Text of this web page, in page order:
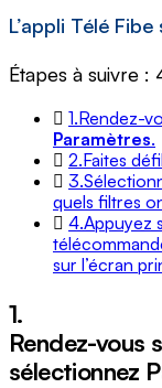
L’appli Télé
Étapes à suivre :
1.Rendez-
Paramètres.
2.Faites
3.
quels filtres
4.Appuyez
sur l’écran
1.
Rendez-vous
sélectionnez